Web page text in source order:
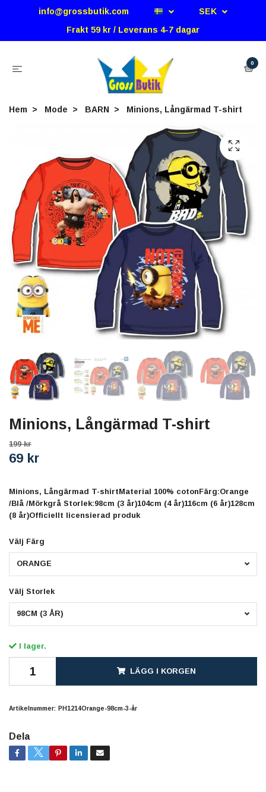
info@grossbutik.com
SEK
Frakt 59 kr / Leverans 4-7 dagar
0
Hem Mode BARN Minions, Långärmad T-shirt
Minions, Långärmad T-shirt
199 kr
69 kr
Minions, Långärmad T-shirtMaterial 100% cotonFärg:Orange
/Blå /Mörkgrå Storlek:98cm (3 år)104cm (4 år)116cm (6 år)128cm
(8 år)Officiellt licensierad produk
Välj Färg
ORANGE
Välj Storlek
98CM (3 ÅR)
I lager.
LÄGG I KORGEN
Artikelnummer: PH1214Orange-98cm-3-år
Dela